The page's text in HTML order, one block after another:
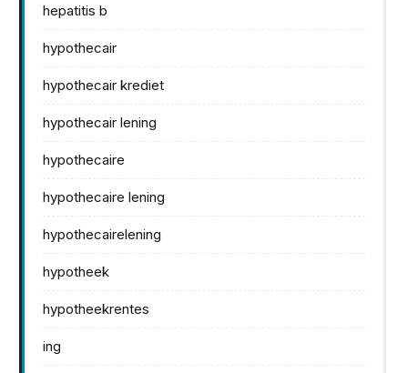
hepatitis b
hypothecair
hypothecair krediet
hypothecair lening
hypothecaire
hypothecaire lening
hypothecairelening
hypotheek
hypotheekrentes
ing